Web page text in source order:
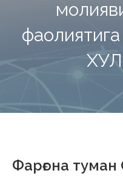
Фарғона туман